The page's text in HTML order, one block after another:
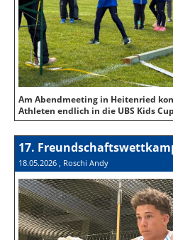
Am Abendmeeting in Heitenried
Athleten endlich in die UBS Kids
18.05.2026 , Roschi Andy